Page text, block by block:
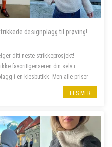
designplagg til prøving!
ditt neste strikkeprosjekt!
favorittgenseren din selv i
i en klesbutikk. Men alle priser
LES MER